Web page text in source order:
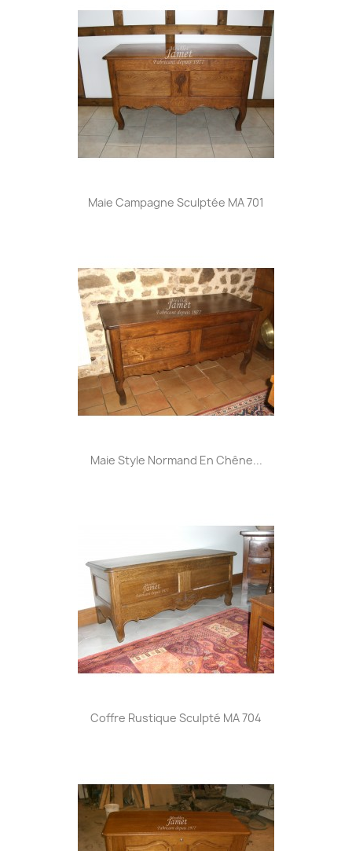
Maie Campagne Sculptée MA 701
Maie Style Normand En Chêne...
Coffre Rustique Sculpté MA 704